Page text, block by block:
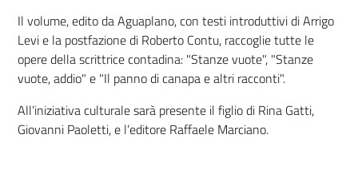
Il volume, edito daAguaplano,con testi introduttivi di Arrigo
Levi e la postfazione di Roberto Contu, raccoglie tutte le
opere della scrittrice contadina: "Stanze vuote", "Stanze
vuote, addio" e "Il panno di canapa e altri racconti".
All’iniziativa culturale sarà presente il figlio di Rina Gatti,
Giovanni Paoletti, e l’editore Raffaele Marciano.